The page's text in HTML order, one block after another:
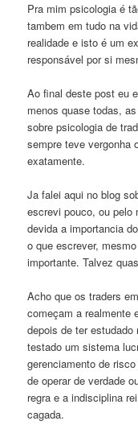
Pra mim psicologia é
tambem em tudo na
realidade e isto é um
responsável por si
Ao final deste post eu
menos quase todas,
sobre psicologia de
sempre teve vergonha
exatamente.
Ja falei aqui no blog
escrevi pouco, ou pelo
devida a importancia
o que escrever,
importante. Talvez
Acho que os traders
começam a realmente
depois de ter
testado um sistema
gerenciamento de
de operar de verdade
regra e a indisciplina
cagada.